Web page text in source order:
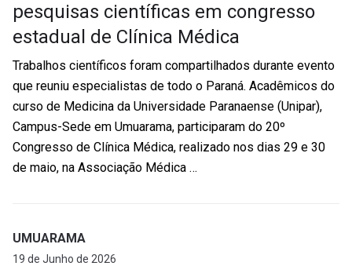
pesquisas científicas em congresso
estadual de Clínica Médica
Trabalhos científicos foram compartilhados durante evento
que reuniu especialistas de todo o Paraná. Acadêmicos do
curso de Medicina da Universidade Paranaense (Unipar),
Campus-Sede em Umuarama, participaram do 20º
Congresso de Clínica Médica, realizado nos dias 29 e 30
de maio, na Associação Médica …
UMUARAMA
19 de Junho de 2026